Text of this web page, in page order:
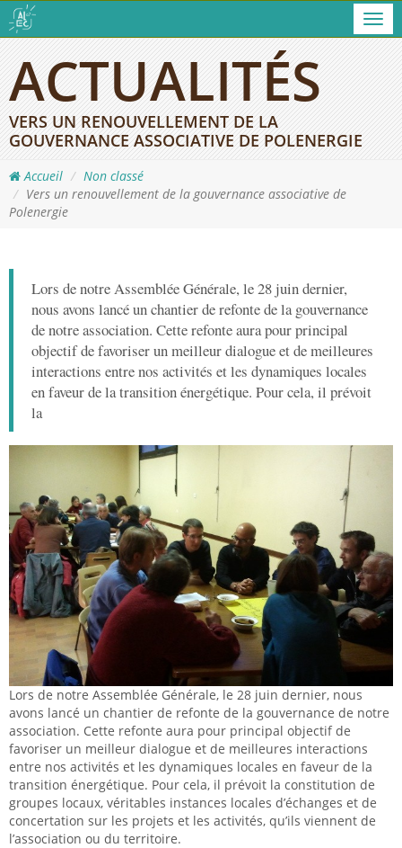
ACTUALITÉS
VERS UN RENOUVELLEMENT DE LA
GOUVERNANCE ASSOCIATIVE DE POLENERGIE
Accueil
Non classé
Vers un renouvellement de la gouvernance associative de
Polenergie
Lors de notre Assemblée Générale, le 28 juin dernier,
nous avons lancé un chantier de refonte de la gouvernance
de notre association. Cette refonte aura pour principal
objectif de favoriser un meilleur dialogue et de meilleures
interactions entre nos activités et les dynamiques locales
en faveur de la transition énergétique. Pour cela, il prévoit
la
Lors de notre Assemblée Générale, le 28 juin dernier, nous
avons lancé un chantier de refonte de la gouvernance de notre
association. Cette refonte aura pour principal objectif de
favoriser un meilleur dialogue et de meilleures interactions
entre nos activités et les dynamiques locales en faveur de la
transition énergétique. Pour cela, il prévoit la constitution de
groupes locaux, véritables instances locales d’échanges et de
concertation sur les projets et les activités, qu’ils viennent de
l’association ou du territoire.